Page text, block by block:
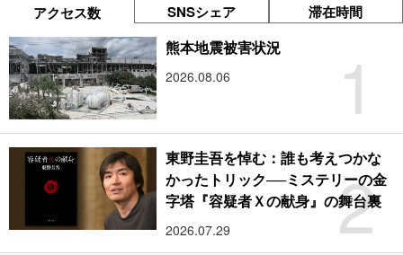
アクセス数 SNSシェア 滞在時間
1
熊本地震被害状況
2026.08.06
2
東野圭吾を悼む：誰も考えつかな
かったトリック──ミステリーの金
字塔『容疑者Ｘの献身』の舞台裏
2026.07.29